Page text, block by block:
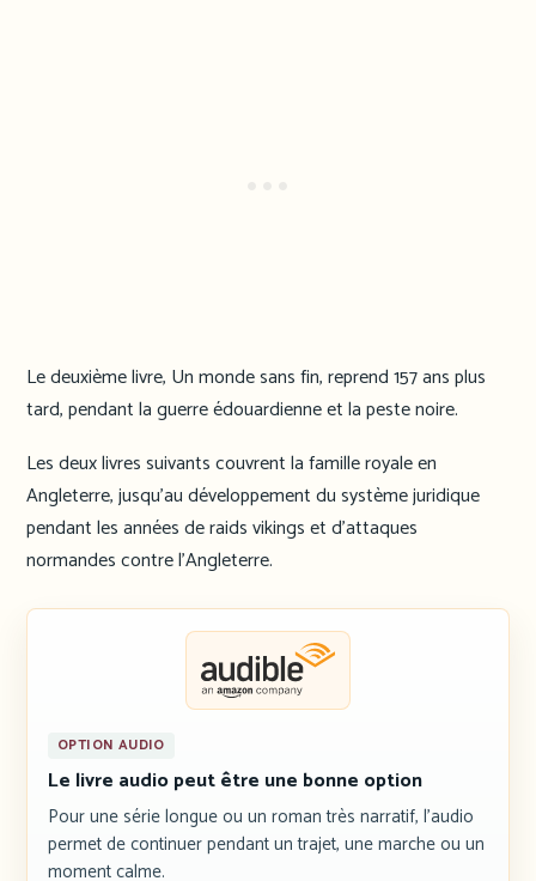
Le deuxième livre, Un monde sans fin, reprend 157 ans plus
tard, pendant la guerre édouardienne et la peste noire.
Les deux livres suivants couvrent la famille royale en
Angleterre, jusqu’au développement du système juridique
pendant les années de raids vikings et d’attaques
normandes contre l’Angleterre.
OPTION AUDIO
Le livre audio peut être une bonne option
Pour une série longue ou un roman très narratif, l’audio
permet de continuer pendant un trajet, une marche ou un
moment calme.